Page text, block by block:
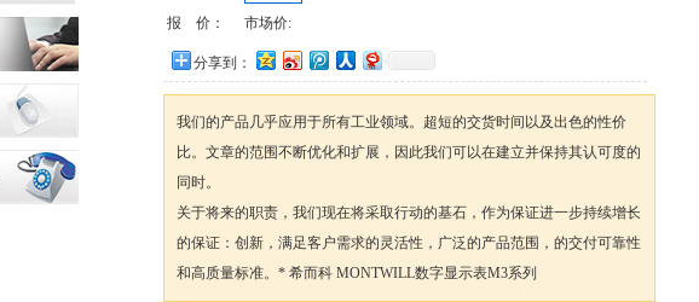
报 价： 市场价:
分享到：
我们的产品几乎应用于所有工业领域。超短的交货时间以及出色的性价
比。文章的范围不断优化和扩展，因此我们可以在建立并保持其认可度的
同时。
关于将来的职责，我们现在将采取行动的基石，作为保证进一步持续增长
的保证：创新，满足客户需求的灵活性，广泛的产品范围，的交付可靠性
和高质量标准。* 希而科 MONTWILL数字显示表M3系列